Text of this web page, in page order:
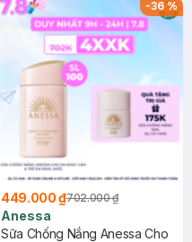
-36%
449.000 ₫702.000 ₫
Anessa
Sữa Chống Nắng Anessa Cho